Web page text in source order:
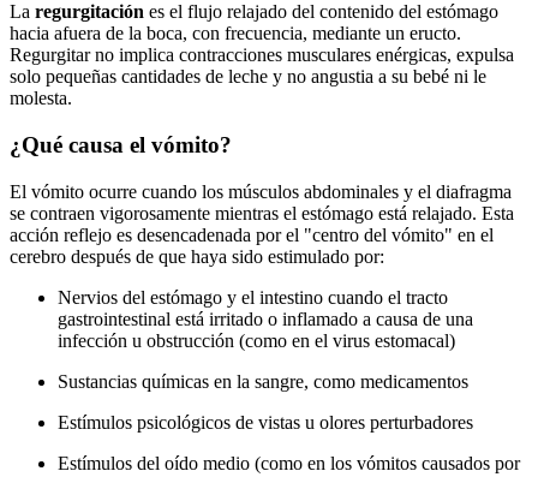
La regurgitación es el flujo relajado del contenido del estómago
hacia afuera de la boca, con frecuencia, mediante un eructo.
Regurgitar no implica contracciones musculares enérgicas, expulsa
solo pequeñas cantidades de leche y no angustia a su bebé ni le
molesta.
¿Qué causa el vómito?
El vómito ocurre cuando los músculos abdominales y el diafragma
se contraen vigorosamente mientras el estómago está relajado. Esta
acción reflejo es desencadenada por el "centro del vómito" en el
cerebro después de que haya sido estimulado por:
Nervios del estómago y el intestino cuando el tracto
gastrointestinal está irritado o inflamado a causa de una
infección u obstrucción (como en el virus estomacal)
Sustancias químicas en la sangre, como medicamentos
Estímulos psicológicos de vistas u olores perturbadores
Estímulos del oído medio (como en los vómitos causados por